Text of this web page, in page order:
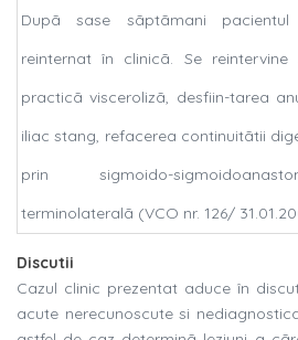
Dupã sase sãptãmani pacientul
reinternat în clinicã. Se reintervine
practicã viscerolizã, desfiin-tarea
iliac stang, refacerea continuitãtii
prin sigmoido-
terminolateralã (VCO nr. 126/
Discutii
Cazul clinic prezentat aduce în
acute nerecunoscute si